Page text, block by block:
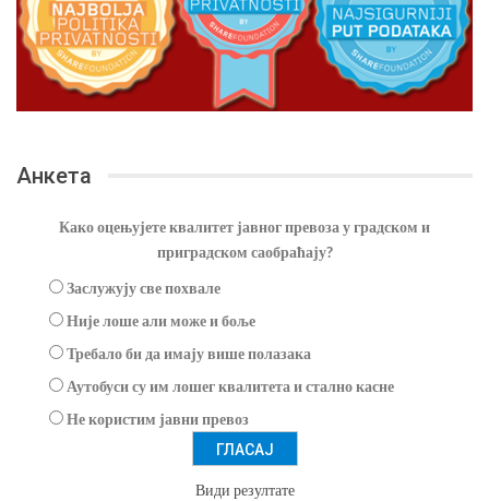
Анкета
Како оцењујете квалитет јавног превоза у градском и
приградском саобраћају?
Заслужују све похвале
Није лоше али може и боље
Требало би да имају више полазака
Аутобуси су им лошег квалитета и стално касне
Не користим јавни превоз
Види резултате